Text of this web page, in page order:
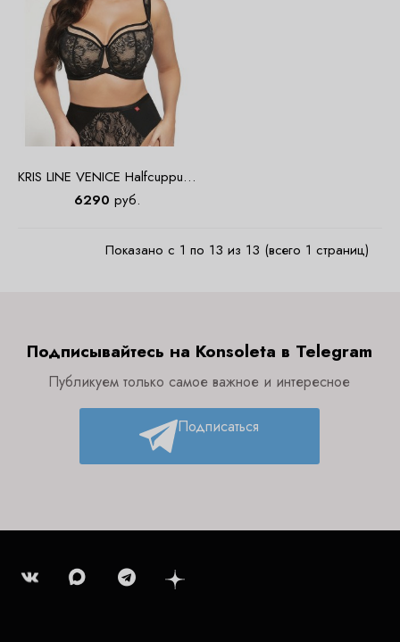
KRIS LINE VENICE Halfcuppush
Бюст
6290 руб.
Показано с 1 по 13 из 13 (всего 1 страниц)
Подписывайтесь на Konsoleta в Telegram
Публикуем только самое важное и интересное
Подписаться